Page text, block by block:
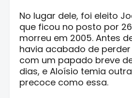
No lugar dele, foi eleito
que ficou no posto por
morreu em 2005. Antes
havia acabado de perder
com um papado breve
dias, e Aloísio temia
precoce como essa.